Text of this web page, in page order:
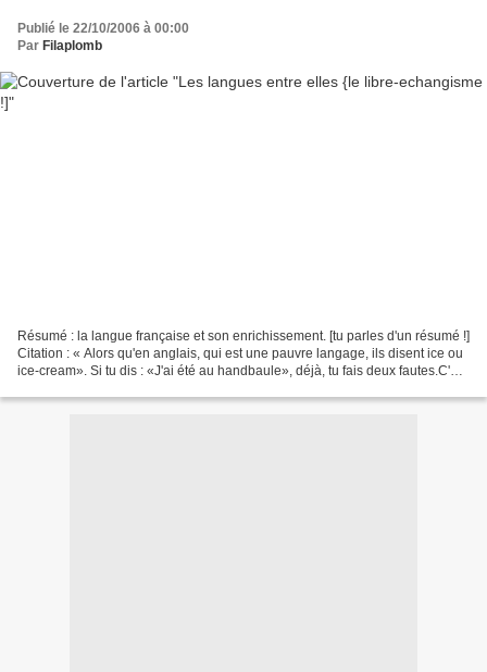
Publié le 22/10/2006 à 00:00
Par Filaplomb
Résumé : la langue française et son enrichissement. [tu parles d'un résumé !]
Citation : « Alors qu'en anglais, qui est une pauvre langage, ils disent ice ou
ice-cream». Si tu dis : «J'ai été au handbaule», déjà, tu fais deux fautes.C'est